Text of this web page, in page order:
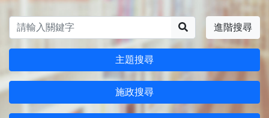
進階搜尋
主題搜尋
施政搜尋